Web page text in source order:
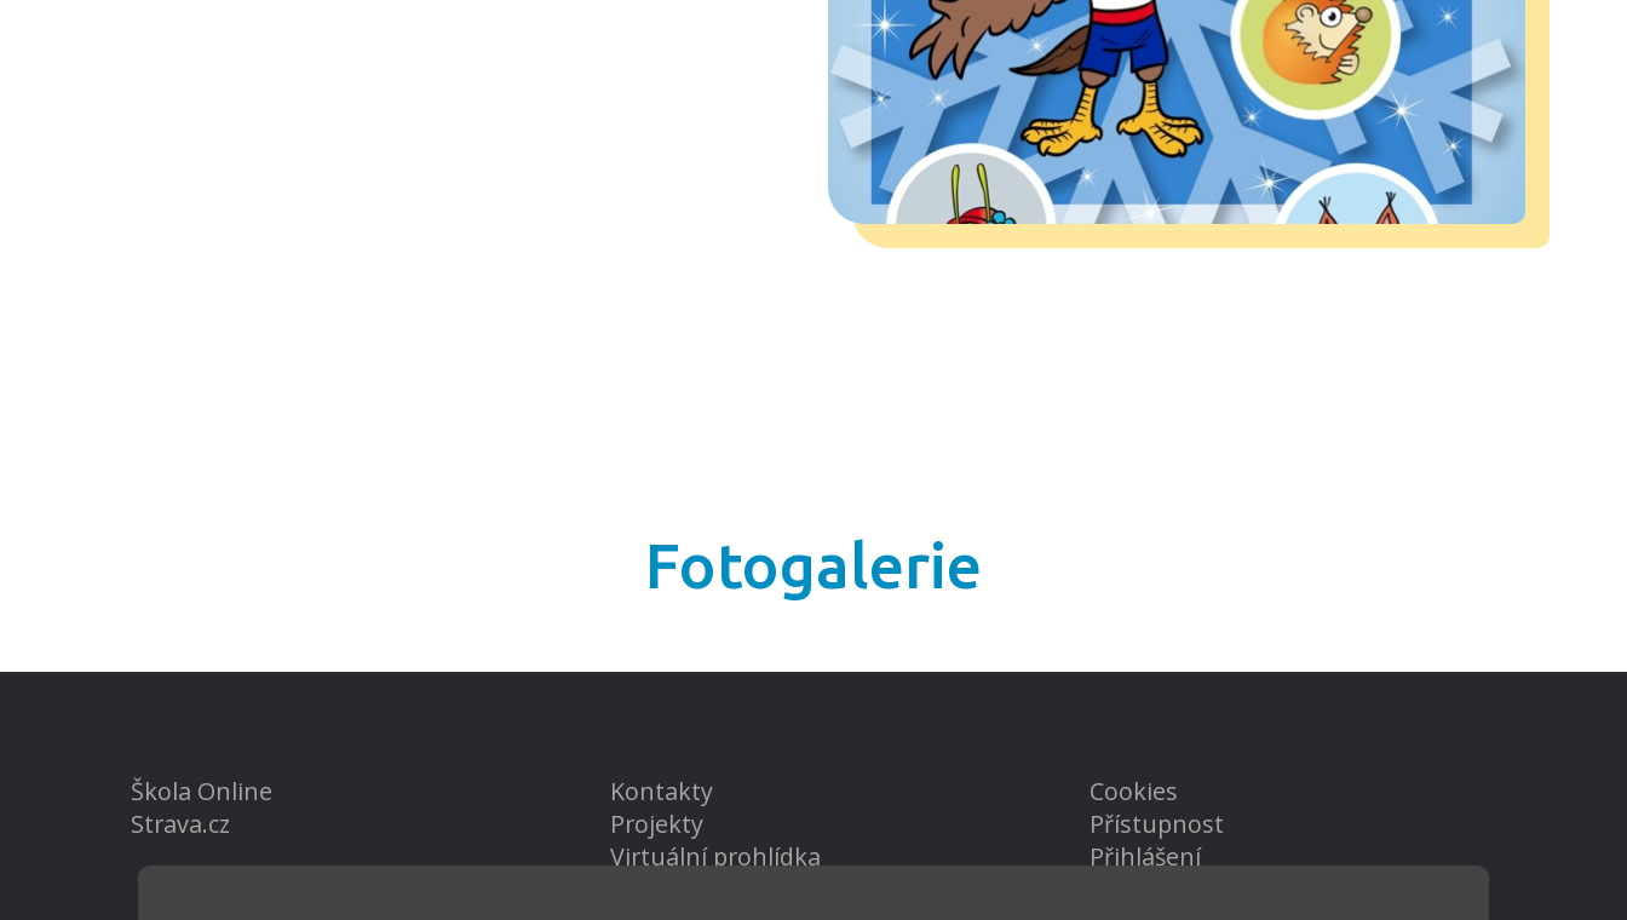
Fotogalerie
Škola Online
Strava.cz
Kontakty
Projekty
Virtuální prohlídka
Cookies
Přístupnost
Přihlášení